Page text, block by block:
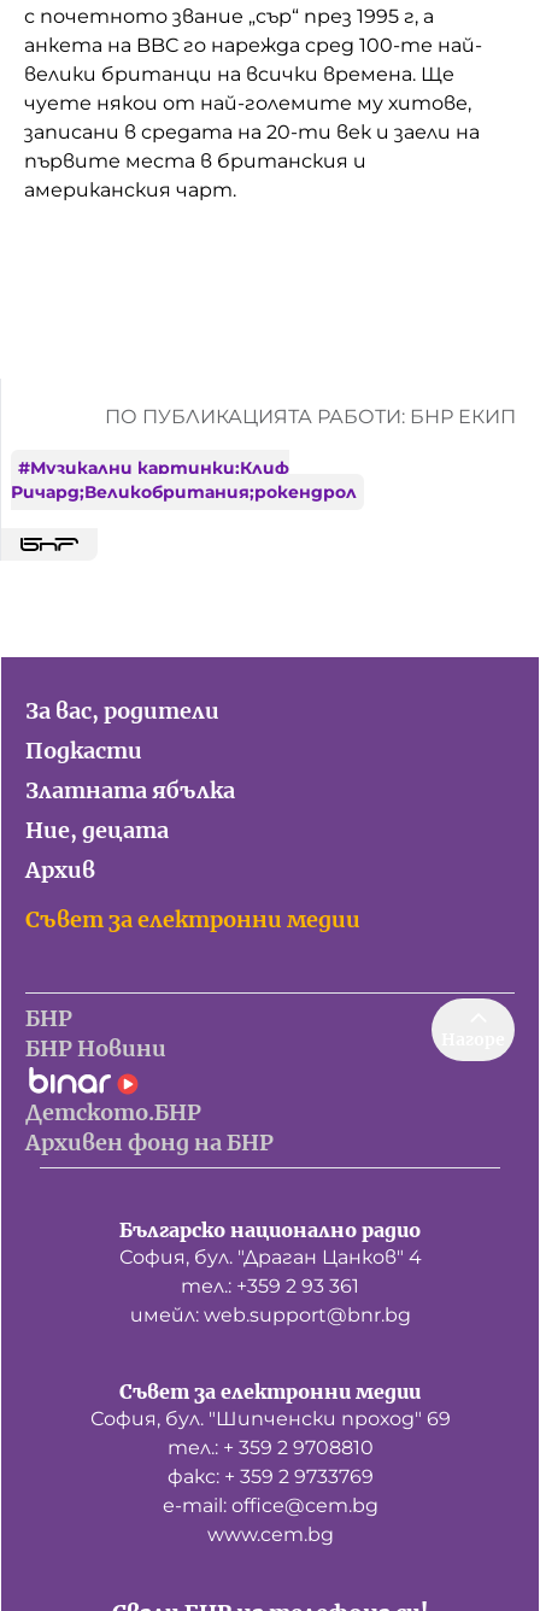
с почетното звание „сър“ през 1995 г, а
анкета на BBC го нарежда сред 100-те най-
велики британци на всички времена. Ще
чуете някои от най-големите му хитове,
записани в средата на 20-ти век и заели на
първите места в британския и
американския чарт.
ПО ПУБЛИКАЦИЯТА РАБОТИ: БНР ЕКИП
#Музикални картинки;Клиф
Ричард;Великобритания;рокендрол
За вас, родители
Подкасти
Златната ябълка
Ние, децата
Архив
Съвет за електронни медии
БНР
БНР Новини
Детското.БНР
Архивен фонд на БНР
Българско национално радио
София, бул. "Драган Цанков" 4
тел.: +359 2 93 361
имейл: web.support@bnr.bg
Съвет за електронни медии
София, бул. "Шипченски проход" 69
тел.: + 359 2 9708810
факс: + 359 2 9733769
е-mail: office@cem.bg
www.cem.bg